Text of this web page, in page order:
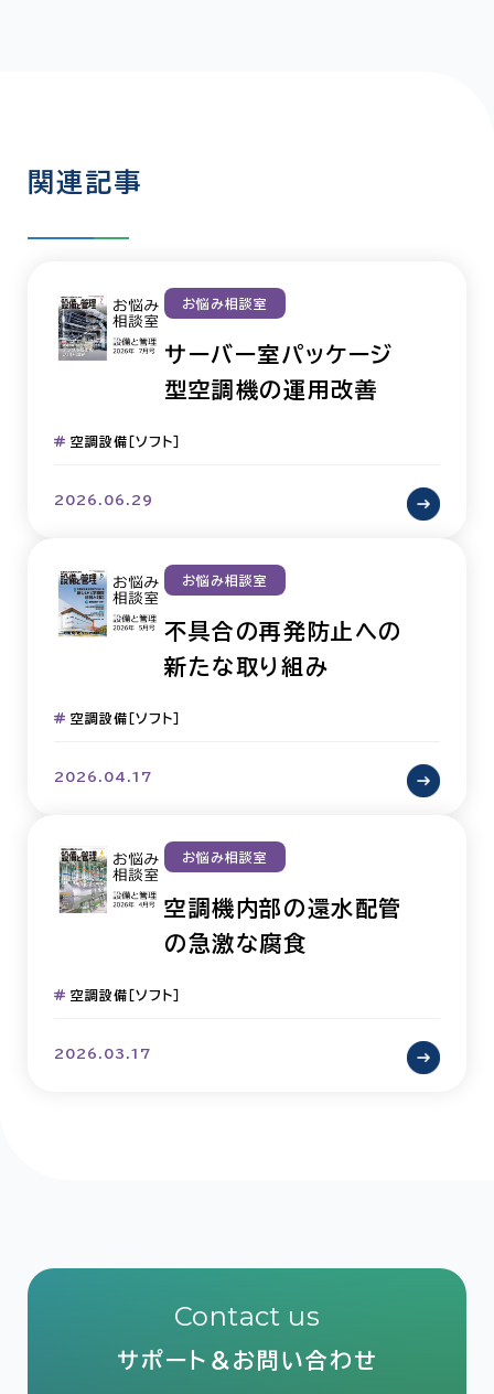
関連記事
お悩み相談室
サーバー室パッケージ
型空調機の運用改善
空調設備［ソフト］
2026.06.29
お悩み相談室
不具合の再発防止への
新たな取り組み
空調設備［ソフト］
2026.04.17
お悩み相談室
空調機内部の還水配管
の急激な腐食
空調設備［ソフト］
2026.03.17
Contact us
サポート＆お問い合わせ